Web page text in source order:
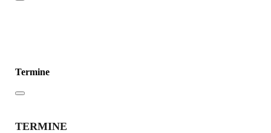
Termine
TERMINE